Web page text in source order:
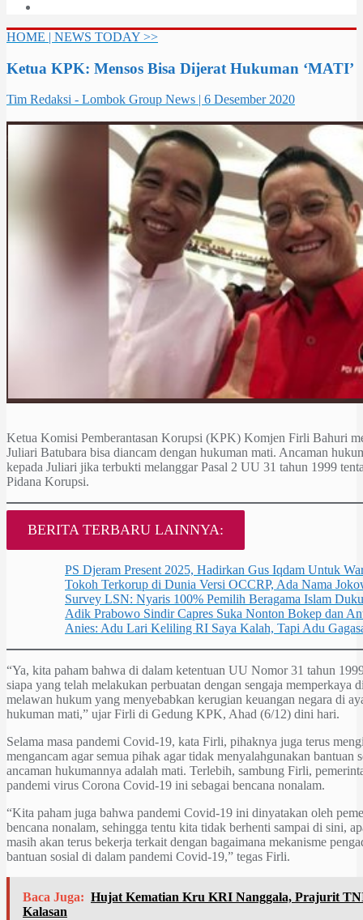
HOME | NEWS TODAY >>
Ketua KPK: Mensos Bisa Dijerat Hukuman ‘MATI’
Tim Redaksi - Lombok Group News | 6 Desember 2020
Ketua Komisi Pemberantasan Korupsi (KPK) Komjen Firli Bahuri
Juliari Batubara bisa diancam dengan hukuman mati. Ancaman
kepada Juliari jika terbukti melanggar Pasal 2 UU 31 tahun 1999
Pidana Korupsi.
BERITA TERBARU LAINNYA:
PS Djeram Present 2025, Hadirkan Gus Iqdam Untuk
Tokoh Terkorup di Dunia Versi OCCRP, Ada Nama
Survey LSN: Nyaris 100% Pemilih Beragama Islam
Adik Prabowo Sindir Capres Suka Nonton Bokep dan
Anies: Adu Lari Keliling RI Saya Kalah, Tapi Adu
“Ya, kita paham bahwa di dalam ketentuan UU Nomor 31 tahun
siapa yang telah melakukan perbuatan dengan sengaja memperkaya
melawan hukum yang menyebabkan kerugian keuangan negara di
hukuman mati,” ujar Firli di Gedung KPK, Ahad (6/12) dini hari.
Selama masa pandemi Covid-19, kata Firli, pihaknya juga terus
mengancam agar semua pihak agar tidak menyalahgunakan bantuan
ancaman hukumannya adalah mati. Terlebih, sambung Firli,
pandemi virus Corona Covid-19 ini sebagai bencana nonalam.
“Kita paham juga bahwa pandemi Covid-19 ini dinyatakan oleh
bencana nonalam, sehingga tentu kita tidak berhenti sampai di sini,
masih akan terus bekerja terkait dengan bagaimana mekanisme
bantuan sosial di dalam pandemi Covid-19,” tegas Firli.
Baca Juga: Hujat Kematian Kru KRI Nanggala, Prajurit
Kalasan